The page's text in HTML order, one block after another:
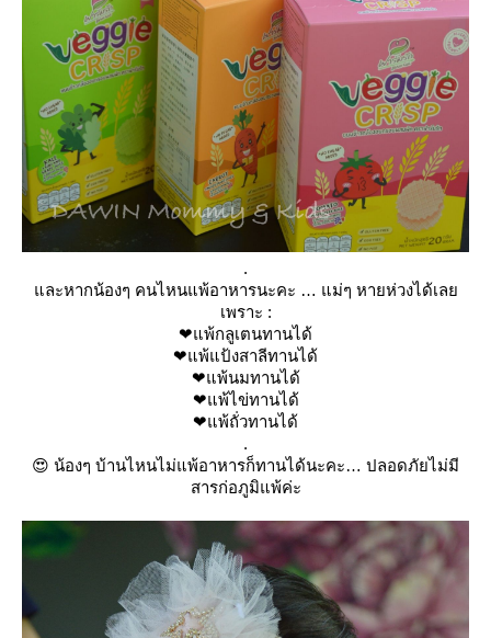
.
ละหากน้องๆ คนไหนแพ้อาหารนะคะ … แม่ๆ หายห่วงได้เล
เพราะ :
❤แพ้กลูเตนทานได้
❤แพ้แป้งสาลีทานได้
❤แพ้นมทานได้
❤แพ้ไข่ทานได้
❤แพ้ถั่วทานได้
.
😍 น้องๆ บ้านไหนไม่แพ้อาหารก็ทานได้นะคะ… ปลอดภัยไม่มี
สารก่อภูมิแพ้ค่ะ